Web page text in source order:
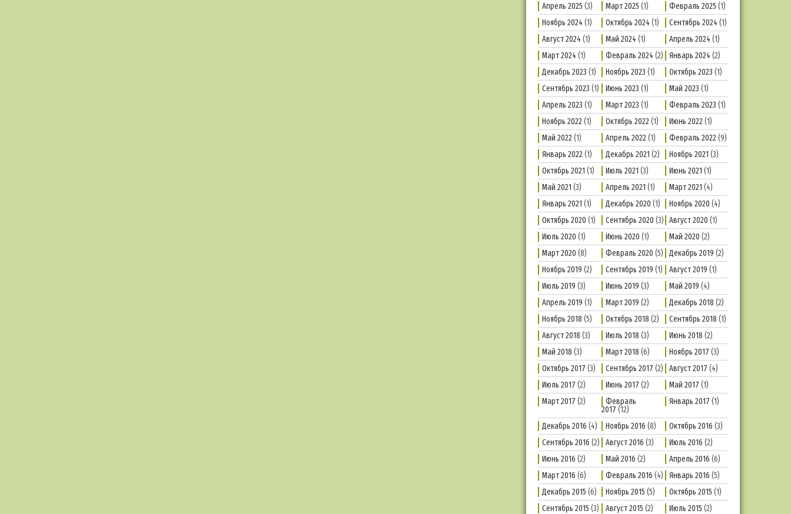
Апрель 2025 (3) Март 2025 (1) Февраль 2025 (1)
Ноябрь 2024 (1) Октябрь 2024 (1) Сентябрь 2024 (1)
Август 2024 (1) Май 2024 (1) Апрель 2024 (1)
Март 2024 (1) Февраль 2024 (2) Январь 2024 (2)
Декабрь 2023 (1) Ноябрь 2023 (1) Октябрь 2023 (1)
Сентябрь 2023 (1) Июнь 2023 (1) Май 2023 (1)
Апрель 2023 (1) Март 2023 (1) Февраль 2023 (1)
Ноябрь 2022(1) Октябрь 2022(1) Июнь 2022(1)
Май 2022(1) Апрель 2022(1) Февраль 2022(9)
Январь 2022(1) Декабрь 2021 (2) Ноябрь 2021 (3)
Октябрь 2021 (1) Июль 2021 (3) Июнь 2021 (1)
Май 2021 (3) Апрель 2021 (1) Март 2021 (4)
Январь 2021 (1) Декабрь 2020 (1) Ноябрь 2020 (4)
Октябрь 2020 (1) Сентябрь 2020 (3) Август 2020 (1)
Июль 2020 (1) Июнь 2020 (1) Май 2020 (2)
Март 2020 (8) Февраль 2020 (5) Декабрь 2019 (2)
Ноябрь 2019 (2) Сентябрь 2019 (1) Август 2019 (1)
Июль 2019 (3) Июнь 2019 (3) Май 2019 (4)
Апрель 2019 (1) Март 2019 (2) Декабрь 2018 (2)
Ноябрь 2018 (5) Октябрь 2018 (2) Сентябрь 2018 (1)
Август 2018 (3) Июль 2018 (3) Июнь 2018 (2)
Май 2018 (3) Март 2018 (6) Ноябрь 2017 (3)
Октябрь 2017 (3) Сентябрь 2017 (2) Август 2017 (4)
Июль 2017 (2) Июнь 2017 (2) Май 2017 (1)
Март 2017 (2)
Февраль
2017 (12)
Январь 2017 (1)
Декабрь 2016 (4) Ноябрь 2016 (8) Октябрь 2016 (3)
Сентябрь 2016 (2) Август 2016 (3) Июль 2016 (2)
Июнь 2016 (2) Май 2016 (2) Апрель 2016 (6)
Март 2016 (6) Февраль 2016 (4) Январь 2016 (5)
Декабрь 2015 (6) Ноябрь 2015 (5) Октябрь 2015 (1)
Сентябрь 2015 (3) Август 2015 (2) Июль 2015 (2)